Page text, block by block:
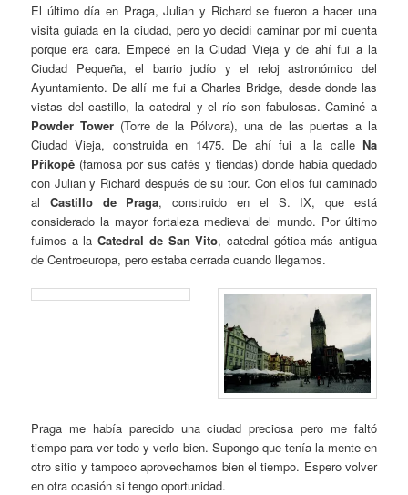
El último día en Praga, Julian y Richard se fueron a hacer una
visita guiada en la ciudad, pero yo decidí caminar por mi cuenta
porque era cara. Empecé en la Ciudad Vieja y de ahí fui a la
Ciudad Pequeña, el barrio judío y el reloj astronómico del
Ayuntamiento. De allí me fui a Charles Bridge, desde donde las
vistas del castillo, la catedral y el río son fabulosas. Caminé a
Powder Tower(Torre de la Pólvora), una de las puertas a la
Ciudad Vieja, construida en 1475. De ahí fui a la calle Na
Příkopě (famosa por sus cafés y tiendas) donde había quedado
con Julian y Richard después de su tour. Con ellos fui caminado
al Castillo de Praga, construido en el S. IX, que está
considerado la mayor fortaleza medieval del mundo. Por último
fuimos a laCatedral de San Vito, catedral gótica más antigua
de Centroeuropa, pero estaba cerrada cuando llegamos.
Praga me había parecido una ciudad preciosa pero me faltó
tiempo para ver todo y verlo bien. Supongo que tenía la mente en
otro sitio y tampoco aprovechamos bien el tiempo. Espero volver
en otra ocasión si tengo oportunidad.